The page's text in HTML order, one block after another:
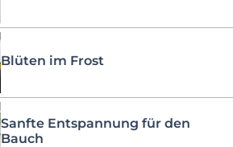
Blüten im Frost
Sanfte Entspannung für den
Bauch